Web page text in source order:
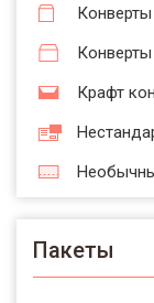
Крафт
Пакеты